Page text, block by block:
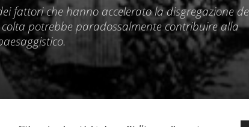
fattori che hanno accelerato la disgregazione
potrebbe paradossalmente contribuire alla